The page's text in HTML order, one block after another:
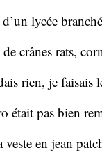
lycée
crânes rats,
rien, je faisais
était pas bien
veste en jean